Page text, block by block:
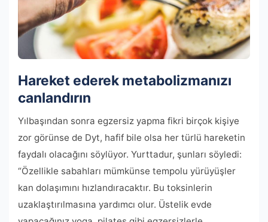
Hareket ederek metabolizmanızı
canlandırın
Yılbaşından sonra egzersiz yapma fikri birçok kişiye
zor görünse de Dyt, hafif bile olsa her türlü hareketin
faydalı olacağını söylüyor. Yurttadur, şunları söyledi:
“Özellikle sabahları mümkünse tempolu yürüyüşler
kan dolaşımını hızlandıracaktır. Bu toksinlerin
uzaklaştırılmasına yardımcı olur. Üstelik evde